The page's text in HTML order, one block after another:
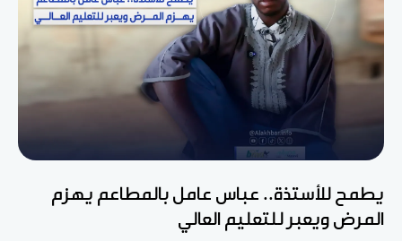
يطمح للأستذة.. عباس عامل بالمطاعم يهزم
المرض ويعبر للتعليم العالي